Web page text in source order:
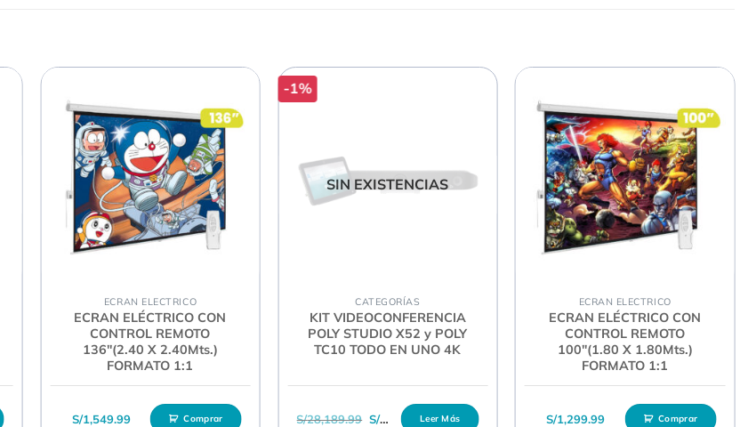
ECRAN ELECTRICO
ECRAN ELÉCTRICO CON
CONTROL REMOTO
136″(2.40 X 2.40Mts.)
FORMATO 1:1
S/1,549.99 Comprar
-1%
SIN EXISTENCIAS
CATEGORÍAS
KIT VIDEOCONFERENCIA
POLY STUDIO X52 y POLY
TC10 TODO EN UNO 4K
S/28,189.99 El precio original era: S/28,189.99.
S/27,809.99El precio actual es: S/27,809.99.
Leer Más
ECRAN ELECTRICO
ECRAN ELÉCTRICO CON
CONTROL REMOTO
100″(1.80 X 1.80Mts.)
FORMATO 1:1
S/1,299.99 Comprar